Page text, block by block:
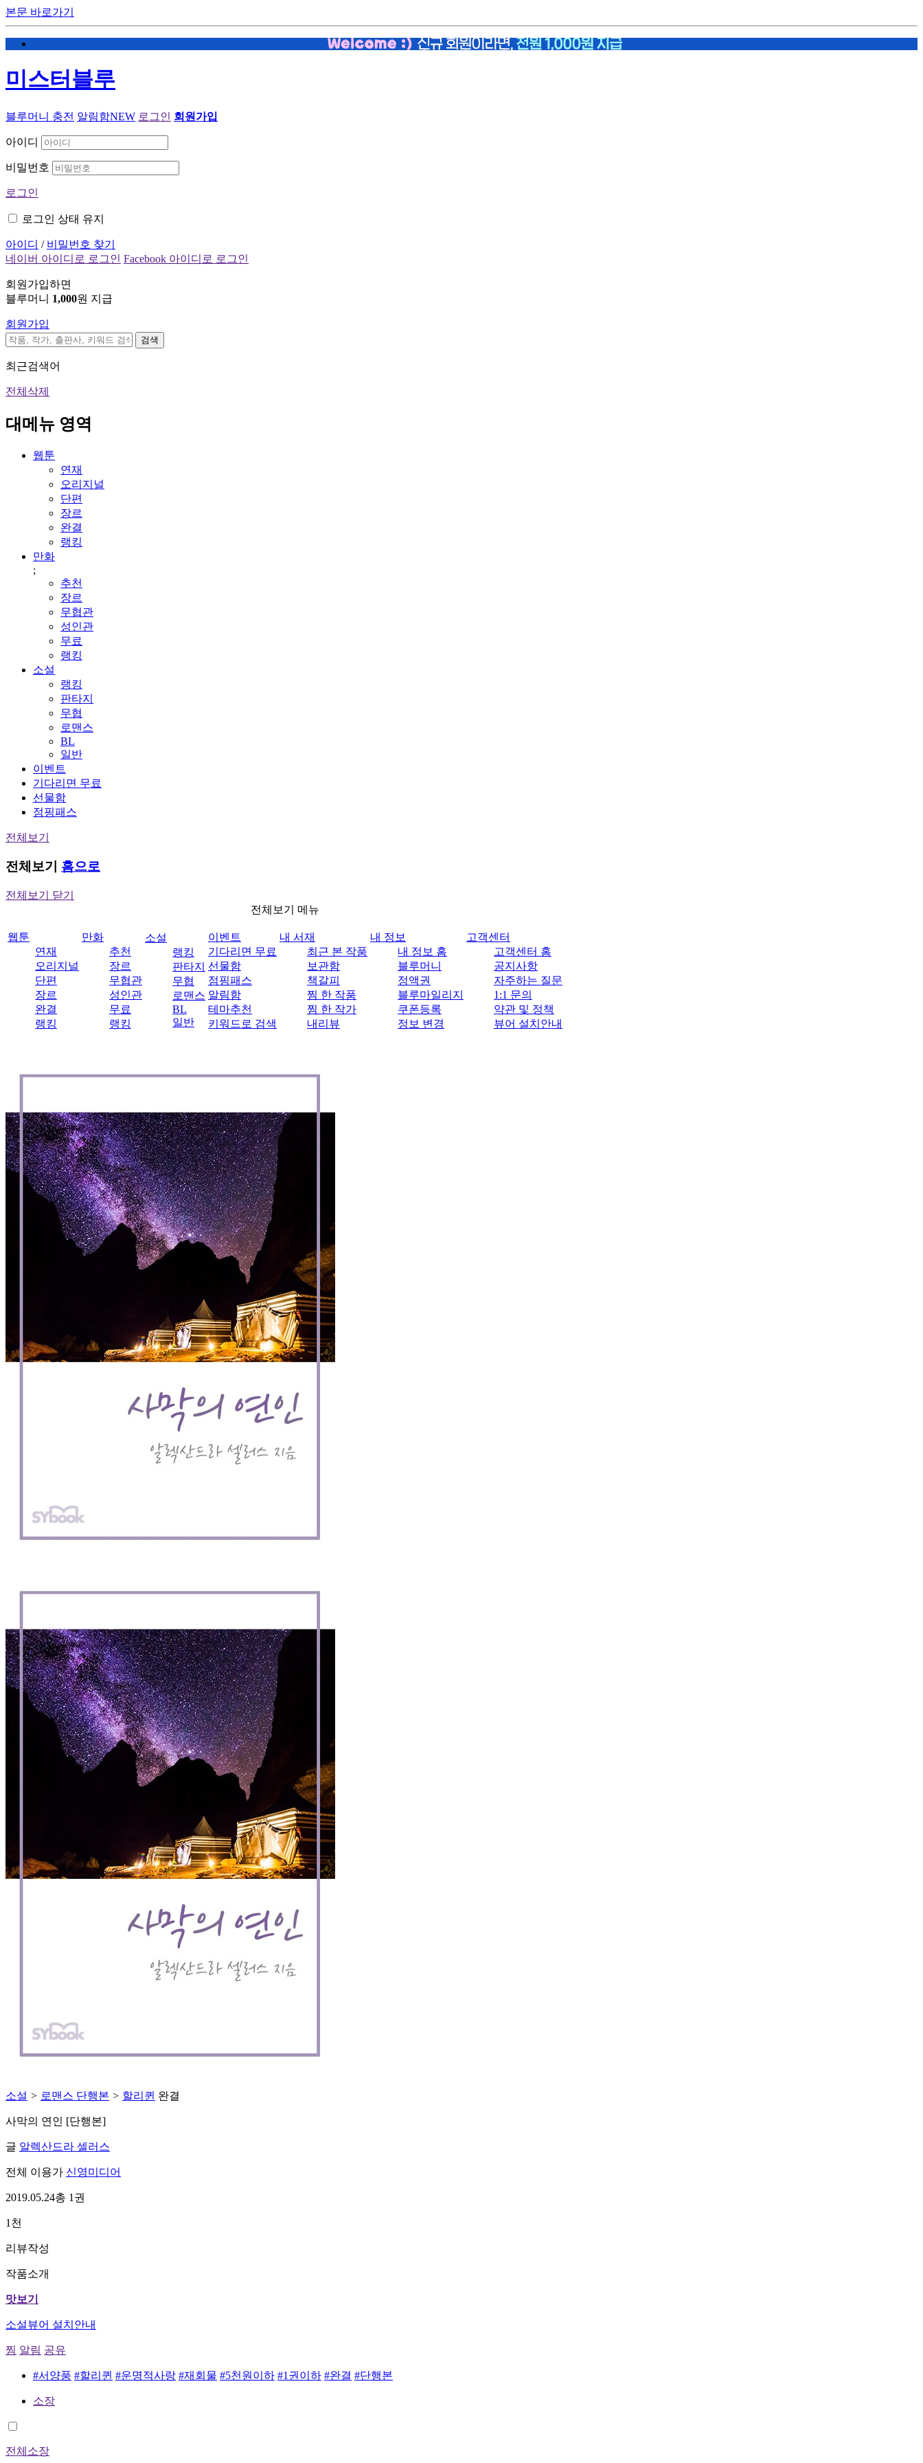
본문 바로가기
미스터블루
블루머니 충전 알림함NEW 로그인 회원가입
아이디
비밀번호
로그인
로그인 상태 유지
아이디 / 비밀번호 찾기
네이버 아이디로 로그인 Facebook 아이디로 로그인
회원가입하면
블루머니 1,000원 지급
회원가입
검색
최근검색어
전체삭제
대메뉴 영역
웹툰
연재
오리지널
단편
장르
완결
랭킹
만화
;
추천
장르
무협관
성인관
무료
랭킹
소설
랭킹
판타지
무협
로맨스
BL
일반
이벤트
기다리면 무료
선물함
점핑패스
전체보기
전체보기 홈으로
전체보기 닫기
전체보기 메뉴
웹툰
연재
오리지널
단편
장르
완결
랭킹
만화
추천
장르
무협관
성인관
무료
랭킹
소설
랭킹
판타지
무협
로맨스
BL
일반
이벤트
기다리면 무료
선물함
점핑패스
알림함
테마추천
키워드로 검색
내 서재
최근 본 작품
보관함
책갈피
찜 한 작품
찜 한 작가
내리뷰
내 정보
내 정보 홈
블루머니
정액권
블루마일리지
쿠폰등록
정보 변경
고객센터
고객센터 홈
공지사항
자주하는 질문
1:1 문의
약관 및 정책
뷰어 설치안내
소설 > 로맨스 단행본 > 할리퀸 완결
사막의 연인 [단행본]
글 알렉산드라 셀러스
전체 이용가 신영미디어
2019.05.24총 1권
1천
리뷰작성
작품소개
맛보기
소설뷰어 설치안내
찜 알림 공유
#서양풍 #할리퀸 #운명적사랑 #재회물 #5천원이하 #1권이하 #완결 #단행본
소장
전체소장